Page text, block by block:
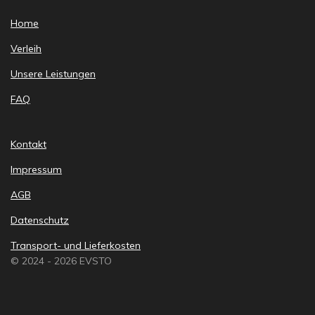
Home
Verleih
Unsere Leistungen
FAQ
Kontakt
Impressum
AGB
Datenschutz
Transport- und Lieferkosten
© 2024 - 2026 EVSTO